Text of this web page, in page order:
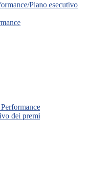
Piano esecutivo
dei premi